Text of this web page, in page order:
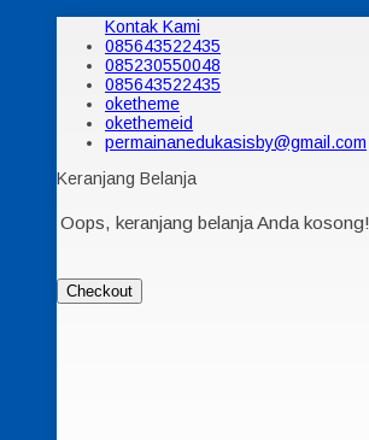
Kontak Kami
085643522435
085230550048
085643522435
oketheme
okethemeid
permainanedukasisby@gmail.com
Keranjang Belanja
Oops, keranjang belanja Anda kosong!
Checkout